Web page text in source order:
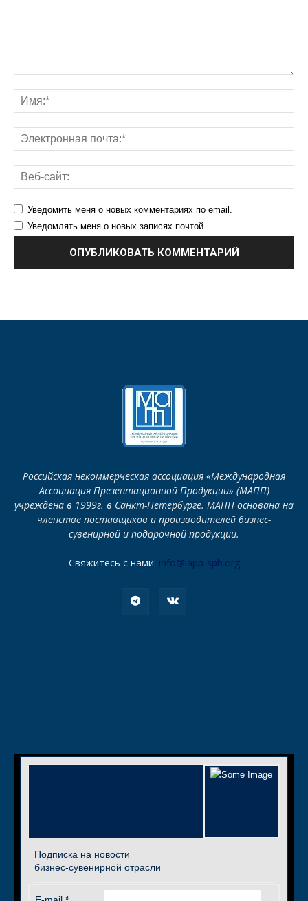
Уведомить меня о новых комментариях по email.
Уведомлять меня о новых записях почтой.
Российская некоммерческая ассоциация «Международная
Ассоциация Презентационной Продукции» (МАПП)
учреждена в 1999г. в Санкт-Петербурге. МАПП основана на
членстве поставщиков и производителей бизнес-
сувенирной и подарочной продукции.
Свяжитесь с нами: info@iapp-spb.org
Подписка на новости
бизнес-сувенирной отрасли